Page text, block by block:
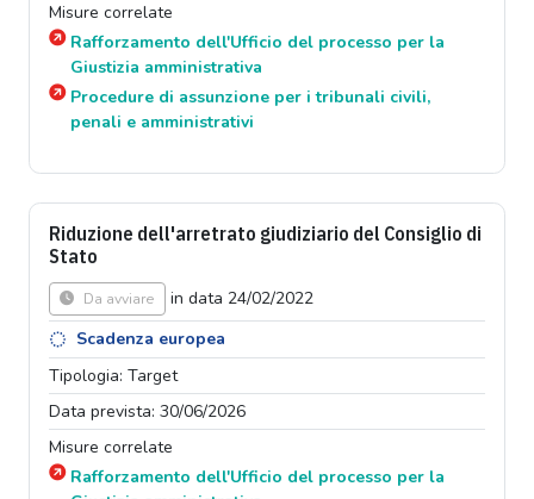
Misure correlate
Rafforzamento dell'Ufficio del processo per la
Giustizia amministrativa
Procedure di assunzione per i tribunali civili,
penali e amministrativi
Riduzione dell'arretrato giudiziario del Consiglio di
Stato
Da avviare
in data 24/02/2022
Scadenza europea
Tipologia: Target
Data prevista: 30/06/2026
Misure correlate
Rafforzamento dell'Ufficio del processo per la